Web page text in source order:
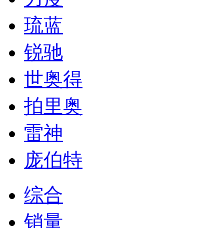
琉蓝
锐驰
世奥得
拍里奥
雷神
庞伯特
综合
销量